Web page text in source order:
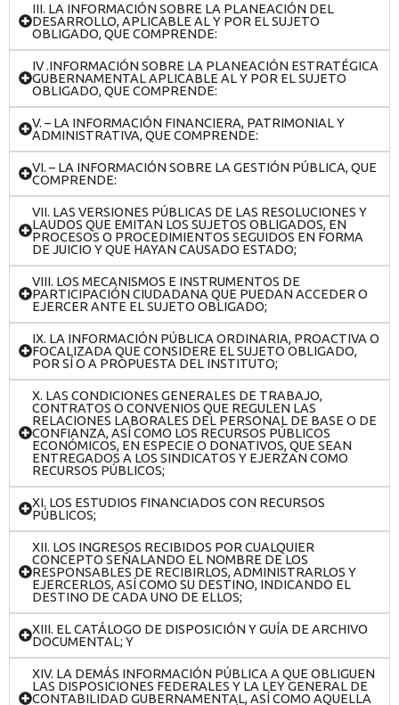
III. LA INFORMACIÓN SOBRE LA PLANEACIÓN DEL
DESARROLLO, APLICABLE AL Y POR EL SUJETO
OBLIGADO, QUE COMPRENDE:
IV .INFORMACIÓN SOBRE LA PLANEACIÓN ESTRATÉGICA
GUBERNAMENTAL APLICABLE AL Y POR EL SUJETO
OBLIGADO, QUE COMPRENDE:
V. – LA INFORMACIÓN FINANCIERA, PATRIMONIAL Y
ADMINISTRATIVA, QUE COMPRENDE:
VI. – LA INFORMACIÓN SOBRE LA GESTIÓN PÚBLICA, QUE
COMPRENDE:
VII. LAS VERSIONES PÚBLICAS DE LAS RESOLUCIONES Y
LAUDOS QUE EMITAN LOS SUJETOS OBLIGADOS, EN
PROCESOS O PROCEDIMIENTOS SEGUIDOS EN FORMA
DE JUICIO Y QUE HAYAN CAUSADO ESTADO;
VIII. LOS MECANISMOS E INSTRUMENTOS DE
PARTICIPACIÓN CIUDADANA QUE PUEDAN ACCEDER O
EJERCER ANTE EL SUJETO OBLIGADO;
IX. LA INFORMACIÓN PÚBLICA ORDINARIA, PROACTIVA O
FOCALIZADA QUE CONSIDERE EL SUJETO OBLIGADO,
POR SÍ O A PROPUESTA DEL INSTITUTO;
X. LAS CONDICIONES GENERALES DE TRABAJO,
CONTRATOS O CONVENIOS QUE REGULEN LAS
RELACIONES LABORALES DEL PERSONAL DE BASE O DE
CONFIANZA, ASÍ COMO LOS RECURSOS PÚBLICOS
ECONÓMICOS, EN ESPECIE O DONATIVOS, QUE SEAN
ENTREGADOS A LOS SINDICATOS Y EJERZAN COMO
RECURSOS PÚBLICOS;
XI. LOS ESTUDIOS FINANCIADOS CON RECURSOS
PÚBLICOS;
XII. LOS INGRESOS RECIBIDOS POR CUALQUIER
CONCEPTO SEÑALANDO EL NOMBRE DE LOS
RESPONSABLES DE RECIBIRLOS, ADMINISTRARLOS Y
EJERCERLOS, ASÍ COMO SU DESTINO, INDICANDO EL
DESTINO DE CADA UNO DE ELLOS;
XIII. EL CATÁLOGO DE DISPOSICIÓN Y GUÍA DE ARCHIVO
DOCUMENTAL; Y
XIV. LA DEMÁS INFORMACIÓN PÚBLICA A QUE OBLIGUEN
LAS DISPOSICIONES FEDERALES Y LA LEY GENERAL DE
CONTABILIDAD GUBERNAMENTAL, ASÍ COMO AQUELLA